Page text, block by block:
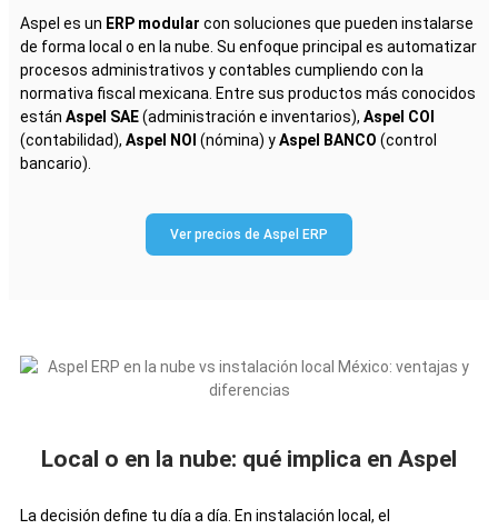
Aspel es un ERP modular con soluciones que pueden instalarse
de forma local o en la nube. Su enfoque principal es automatizar
procesos administrativos y contables cumpliendo con la
normativa fiscal mexicana. Entre sus productos más conocidos
están Aspel SAE(administración e inventarios), Aspel COI
(contabilidad), Aspel NOI (nómina) yAspel BANCO (control
bancario).
Ver precios de Aspel ERP
Local o en la nube: qué implica en Aspel
La decisión define tu día a día. En instalación local, el